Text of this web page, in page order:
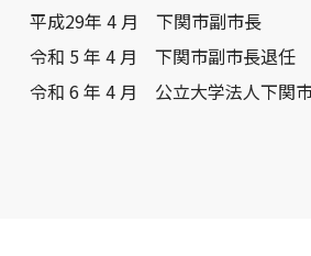
平成29年 4 月 下関市副市長
令和 5 年 4 月 下関市副市長退任
令和 6 年 4 月 公立大学法人下関